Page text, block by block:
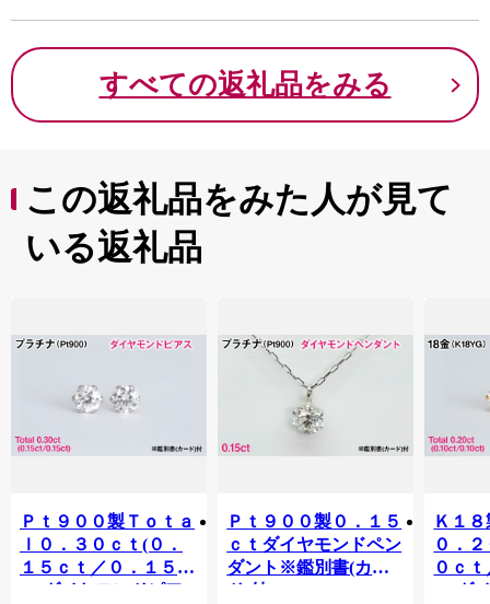
すべての返礼品をみる
この返礼品をみた人が見て
いる返礼品
Ｐｔ９００製Ｔｏｔａ
ｌ０．３０ｃｔ(０．
１５ｃｔ／０．１５ｃ
ｔ)ダイヤモンドピア
Ｐｔ９００製０．１５
ｃｔダイヤモンドペン
ダント※鑑別書(カー
ド)付 ALPBK198
Ｋ１
０．
０ｃ
ｔ)ダ